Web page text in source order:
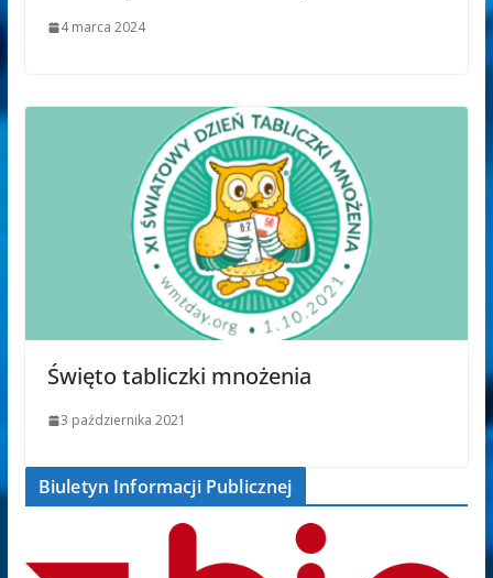
4 marca 2024
Święto tabliczki mnożenia
3 października 2021
Biuletyn Informacji Publicznej